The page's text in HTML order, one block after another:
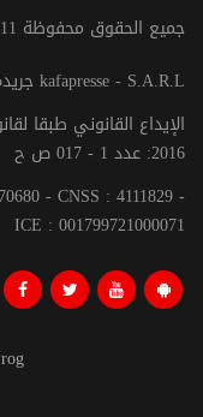
© جميع الحقوق محفوظة 2011
جريدة إلكترونية مستقلة تصدر عن الشركة kafapresse - S.A.R.L
2016: عدد 1 - 017 ص ح
- CNSS : 4111829 -
ICE : 001799721000071